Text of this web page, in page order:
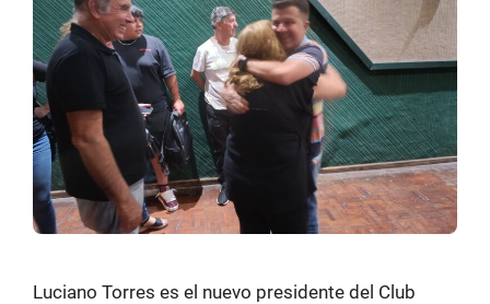
Luciano Torres es el nuevo presidente del Club